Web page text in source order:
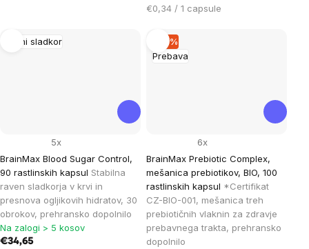
Cena
enoto:
€0,34 / 1 capsule
Krvni sladkor
BrainMax Blood Sugar Control,
90 rastlinskih kapsul Stabilna
raven sladkorja v krvi in ​​
presnova ogljikovih hidratov, 30
obrokov, prehransko dopolnilo
5x
Na zalogi > 5 kosov
€34,65
Prebava
–19 %
BrainMax Prebiotic Complex,
mešanica prebiotikov, BIO, 100
rastlinskih kapsul *Certifikat
CZ-BIO-001, mešanica treh
prebiotičnih vlaknin za zdravje
prebavnega trakta, prehransko
dopolnilo
6x